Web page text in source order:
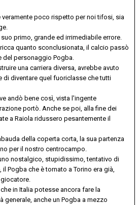
poco rispetto per noi tifosi, sia
primo, grande ed irrimediabile errore.
quanto sconclusionata, il calcio passò
personaggio Pogba.
una carriera diversa, avrebbe avuto
di diventare quel fuoriclasse che tutti
andò bene così, vista l'ingente
portò. Anche se poi, alla fine dei
a Raiola ridussero pesantemente il
della coperta corta, la sua partenza
per il nostro centrocampo.
nostalgico, stupidissimo, tentativo di
Pogba che è tornato a Torino era già,
in Italia potesse ancora fare la
generale, anche un Pogba a mezzo